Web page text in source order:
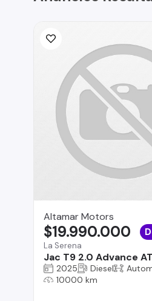
Altamar Motors
La Serena
Jac T9 2.0 Advance
$19.990.000
2025 Diesel
10000 km